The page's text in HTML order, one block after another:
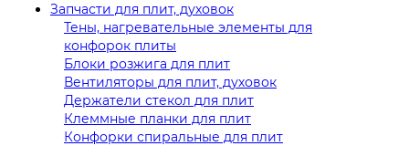
Запчасти для плит, духовок
Тены, нагревательные элементы для
конфорок плиты
Блоки розжига для плит
Вентиляторы для плит, духовок
Держатели стекол для плит
Клеммные планки для плит
Конфорки спиральные для плит